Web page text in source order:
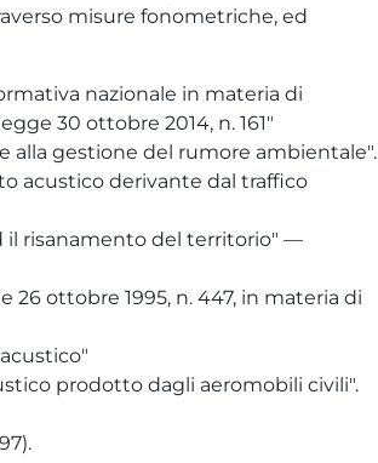
misure fonometriche, ed
nazionale in materia di
30 ottobre 2014, n. 161"
alla gestione del rumore ambientale".
acustico derivante dal traffico
il risanamento del territorio" —
ottobre 1995, n. 447, in materia di
prodotto dagli aeromobili civili".